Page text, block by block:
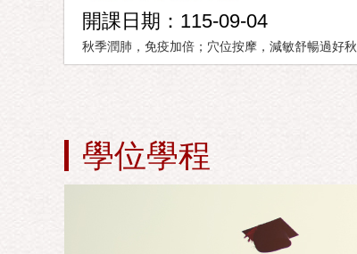
開課日期：115-09-04
秋季潤肺，免疫加倍；穴位按摩，減敏舒暢過好秋
學位學程